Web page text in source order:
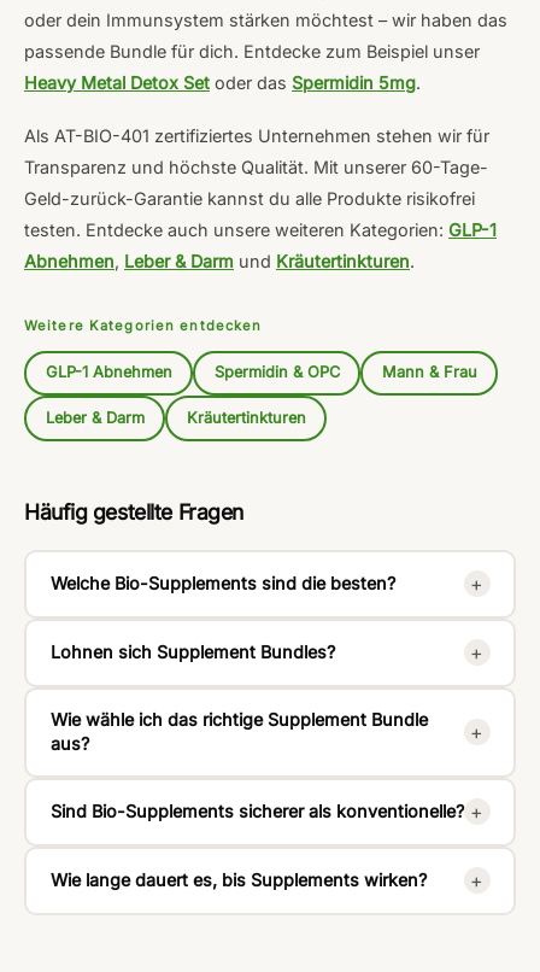
oder dein Immunsystem stärken möchtest – wir haben das
passende Bundle für dich. Entdecke zum Beispiel unser
Heavy Metal Detox Set oder das Spermidin 5mg.
Als AT-BIO-401 zertifiziertes Unternehmen stehen wir für
Transparenz und höchste Qualität. Mit unserer 60-Tage-
Geld-zurück-Garantie kannst du alle Produkte risikofrei
testen. Entdecke auch unsere weiteren Kategorien: GLP-1
Abnehmen, Leber & Darm und Kräutertinkturen.
Weitere Kategorien entdecken
GLP-1 Abnehmen Spermidin & OPC Mann & Frau
Leber & Darm Kräutertinkturen
Häufig gestellte Fragen
Welche Bio-Supplements sind die besten? +
Lohnen sich Supplement Bundles? +
Wie wähle ich das richtige Supplement Bundle
aus?
+
Sind Bio-Supplements sicherer als konventionelle? +
Wie lange dauert es, bis Supplements wirken? +